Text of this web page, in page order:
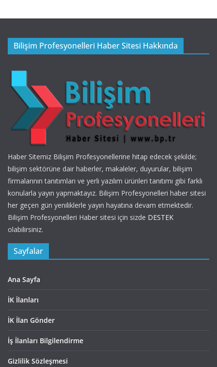
Bilişim Profesyonelleri Haber Sitesi Hakkında
Haber Sitemiz Bilişim Profesyonellerine hitap edecek şekilde;
bilişim sektörüne dair haberler, makaleler, duyurular, bilişim
firmalarının tanıtımları ve yerli yazılım ürünleri tanıtımı gibi farklı
konularla yayın yapmaktayız. Bilişim Profesyonelleri haber sitesi
her geçen gün yeniliklerle yayın hayatına devam etmektedir.
Bilişim Profesyonelleri Haber sitesi için sizde DESTEK
olabilirsiniz.
Sayfalar
Ana Sayfa
İK İlanları
İK İlan Gönder
İş İlanları Bilgilendirme
Gizlilik Sözleşmesi